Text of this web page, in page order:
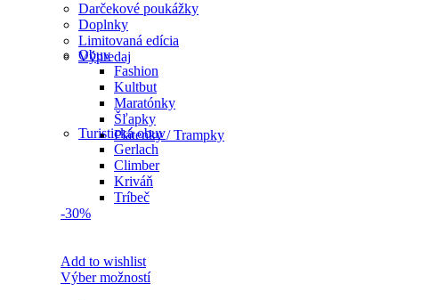
Darčekové poukážky
Doplnky
Limitovaná edícia
Výpredaj
Obuv
Fashion
Kultbut
Maratónky
Šľapky
Plátenky / Trampky
Turistická obuv
Gerlach
Climber
Kriváň
Tríbeč
-30%
Add to wishlist
Výber možnostíTento